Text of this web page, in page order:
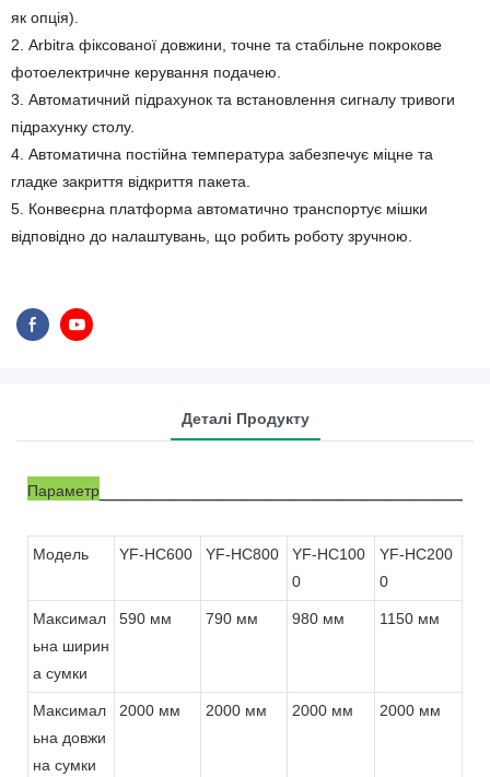
як опція).
2. Arbitra фіксованої довжини, точне та стабільне покрокове
фотоелектричне керування подачею.
3. Автоматичний підрахунок та встановлення сигналу тривоги
підрахунку столу.
4. Автоматична постійна температура забезпечує міцне та
гладке закриття відкриття пакета.
5. Конвеєрна платформа автоматично транспортує мішки
відповідно до налаштувань, що робить роботу зручною.
Деталі Продукту
Параметр
Модель YF-HC600 YF-HC800
YF-HC100
0
YF-HC200
0
Максимал
ьна ширин
а сумки
590 мм 790 мм 980 мм 1150 мм
Максимал
ьна довжи
на сумки
2000 мм 2000 мм 2000 мм 2000 мм